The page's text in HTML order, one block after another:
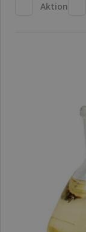
Aktion